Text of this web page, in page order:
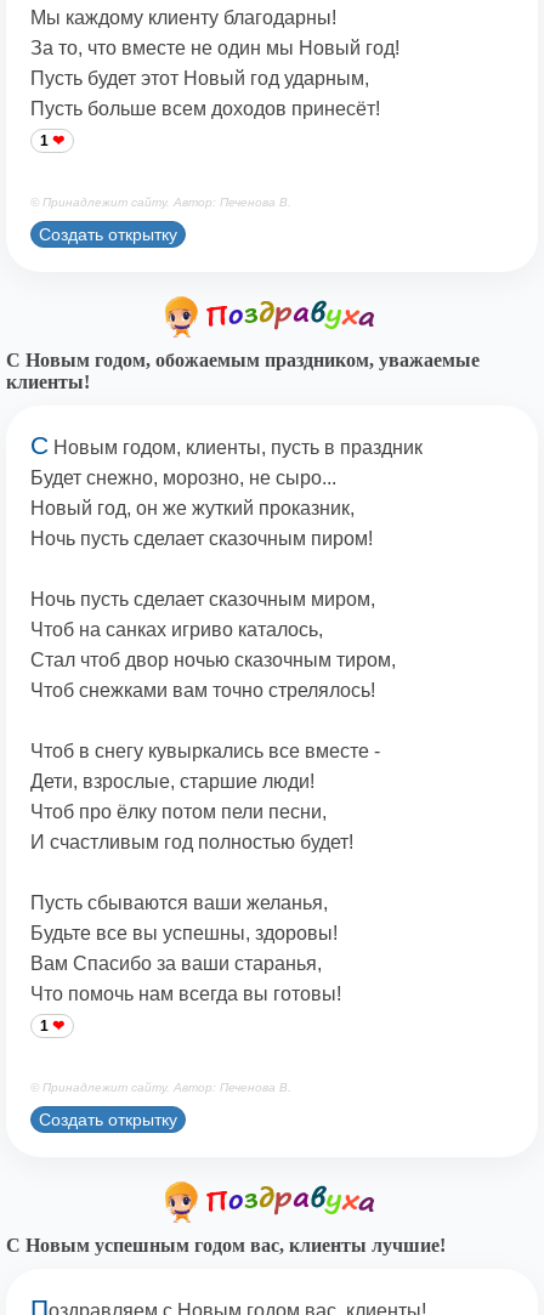
Мы каждому клиенту благодарны!
За то, что вместе не один мы Новый год!
Пусть будет этот Новый год ударным,
Пусть больше всем доходов принесёт!
1
© Принадлежит сайту. Автор: Печенова В.
Создать открытку
С Новым годом, обожаемым праздником, уважаемые
клиенты!
С Новым годом, клиенты, пусть в праздник
Будет снежно, морозно, не сыро...
Новый год, он же жуткий проказник,
Ночь пусть сделает сказочным пиром!
Ночь пусть сделает сказочным миром,
Чтоб на санках игриво каталось,
Стал чтоб двор ночью сказочным тиром,
Чтоб снежками вам точно стрелялось!
Чтоб в снегу кувыркались все вместе -
Дети, взрослые, старшие люди!
Чтоб про ёлку потом пели песни,
И счастливым год полностью будет!
Пусть сбываются ваши желанья,
Будьте все вы успешны, здоровы!
Вам Спасибо за ваши старанья,
Что помочь нам всегда вы готовы!
1
© Принадлежит сайту. Автор: Печенова В.
Создать открытку
С Новым успешным годом вас, клиенты лучшие!
Поздравляем с Новым годом вас, клиенты!